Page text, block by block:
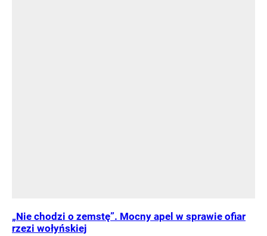
„Nie chodzi o zemstę”. Mocny apel w sprawie ofiar
rzezi wołyńskiej